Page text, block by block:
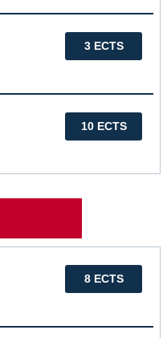
3 ECTS
10 ECTS
8 ECTS